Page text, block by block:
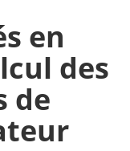
en
des
de